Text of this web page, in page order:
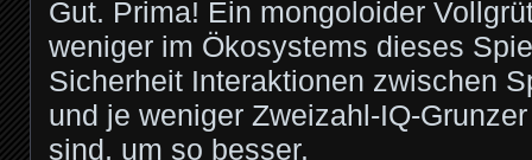
Gut. Prima! Ein mongoloider
weniger im Ökosystems dieses
Sicherheit Interaktionen zwischen
und je weniger Zweizahl-IQ-
sind, um so besser.